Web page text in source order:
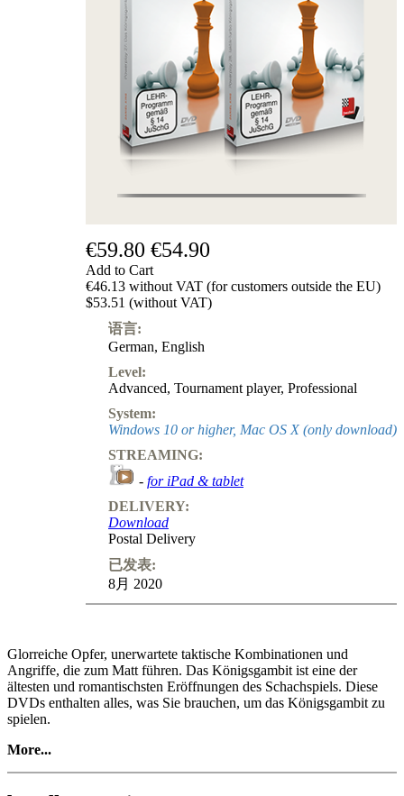
€59.80 €54.90
Add to Cart
€46.13 without VAT (for customers outside the EU)
$53.51 (without VAT)
语言:
German, English
Level:
Advanced, Tournament player, Professional
System:
Windows 10 or higher, Mac OS X (only download)
STREAMING:
- for iPad & tablet
DELIVERY:
Download
Postal Delivery
已发表:
8月 2020
Glorreiche Opfer, unerwartete taktische Kombinationen und
Angriffe, die zum Matt führen. Das Königsgambit ist eine der
ältesten und romantischsten Eröffnungen des Schachspiels. Diese
DVDs enthalten alles, was Sie brauchen, um das Königsgambit zu
spielen.
More...